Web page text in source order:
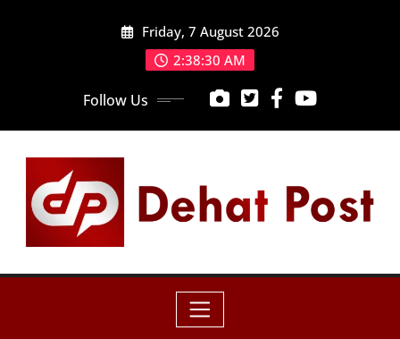
Friday, 7 August 2026
2:38:32 AM
Follow Us